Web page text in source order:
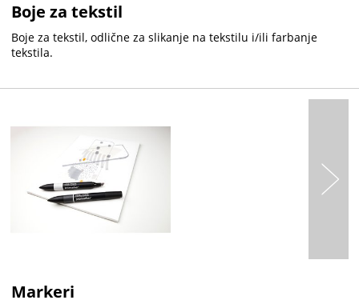
Boje za tekstil
Boje za tekstil, odlične za slikanje na tekstilu i/ili farbanje
tekstila.
Markeri